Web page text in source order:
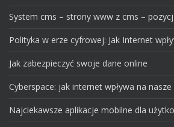
System cms – strony www z cms –
Polityka w erze cyfrowej: Jak Internet
Jak zabezpieczyć swoje dane online
Cyberspace: jak internet wpływa na
Najciekawsze aplikacje mobilne dla